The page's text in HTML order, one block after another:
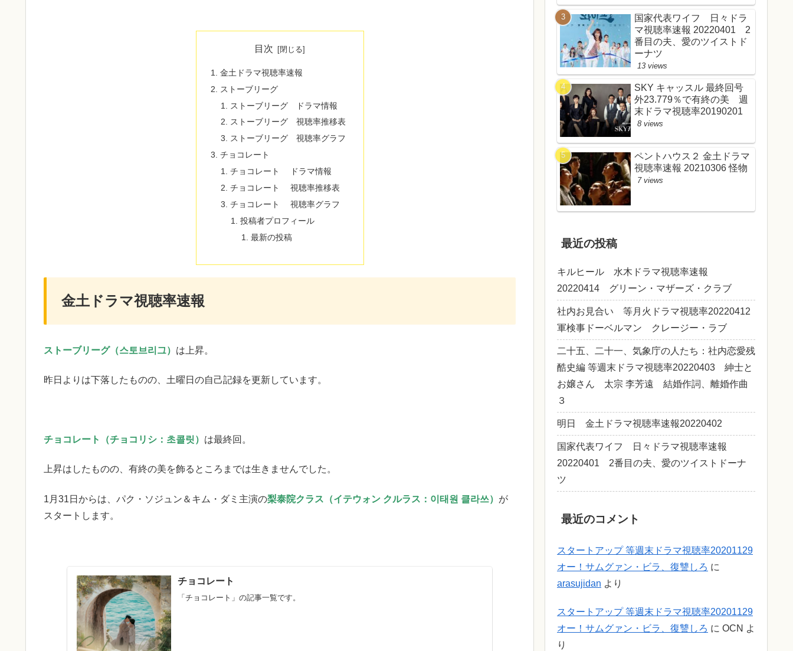
目次
金土ドラマ視聴率速報
ストーブリーグ
ストーブリーグ ドラマ情報
ストーブリーグ 視聴率推移表
ストーブリーグ 視聴率グラフ
チョコレート
チョコレート ドラマ情報
チョコレート 視聴率推移表
チョコレート 視聴率グラフ
投稿者プロフィール
最新の投稿
金土ドラマ視聴率速報
ストーブリーグ（스토브리그） は上昇。
昨日よりは下落したものの、土曜日の自己記録を更新しています。
チョコレート（チョコリシ：초콜릿） は最終回。
上昇はしたものの、有終の美を飾るところまでは生きませんでした。
1月31日からは、パク・ソジュン＆キム・ダミ主演の梨泰院クラス（イテウォン クルラス：이태원 클라쓰） が
スタートします。
チョコレート
「チョコレート」の記事一覧です。
国家代表ワイフ 日々ドラ
マ視聴率速報 20220401 2
番目の夫、愛のツイストド
ーナツ
13 views
SKY キャッスル 最終回号
外23.779％で有終の美 週
末ドラマ視聴率20190201
8 views
ペントハウス２ 金土ドラマ
視聴率速報 20210306 怪物
7 views
最近の投稿
キルヒール 水木ドラマ視聴率速報
20220414 グリーン・マザーズ・クラブ
社内お見合い 等月火ドラマ視聴率20220412
軍検事ドーベルマン クレージー・ラブ
二十五、二十一、気象庁の人たち：社内恋愛残
酷史編 等週末ドラマ視聴率20220403 紳士と
お嬢さん 太宗 李芳遠 結婚作詞、離婚作曲
３
明日 金土ドラマ視聴率速報20220402
国家代表ワイフ 日々ドラマ視聴率速報
20220401 2番目の夫、愛のツイストドーナ
ツ
最近のコメント
スタートアップ 等週末ドラマ視聴率20201129
オー！サムグァン・ビラ、復讐しろ に
arasujidan より
スタートアップ 等週末ドラマ視聴率20201129
オー！サムグァン・ビラ、復讐しろ に OCN よ
り